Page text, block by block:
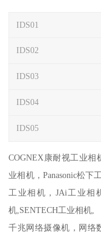
IDS01
IDS02
IDS03
IDS04
IDS05
COGNEX康耐视工业相
业相机，Panasonic松下
工业相机，JAi工业相
机,SENTECH工业相机,
千兆网络摄像机，网络